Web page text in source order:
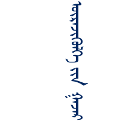
ᠦᠷᠡᠵᠢᠭᠦᠯᠭᠡ ᠶᠢᠨ ᠭᠠᠵᠠᠷ